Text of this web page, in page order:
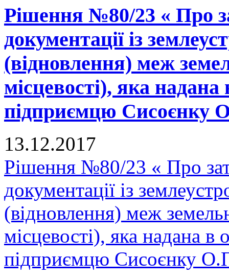
Рішення №80/23 « Про
документації із
(відновлення) меж
місцевості), яка надана
підприємцю Сисоєнку
13.12.2017
Рішення №80/23 « Про
документації із
(відновлення) меж
місцевості), яка надана в
підприємцю Сисоєнку